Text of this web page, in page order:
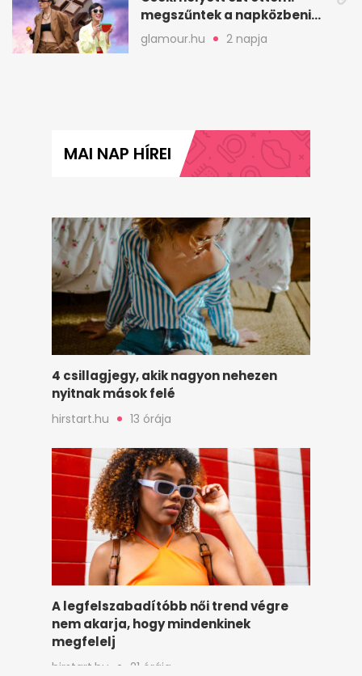
megszűntek a napközbeni
nassolási rohamok
glamour.hu 2 napja
MAI NAP HÍREI
4 csillagjegy, akik nagyon nehezen
nyitnak mások felé
hirstart.hu 13 órája
A legfelszabadítóbb női trend végre
nem akarja, hogy mindenkinek
megfelelj
hirstart.hu 21 órája